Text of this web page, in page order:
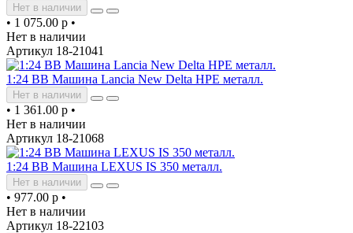
Нет в наличии
• 1 075.00 р •
Нет в наличии
Артикул 18-21041
1:24 BB Машина Lancia New Delta HPE металл.
Нет в наличии
• 1 361.00 р •
Нет в наличии
Артикул 18-21068
1:24 BB Машина LEXUS IS 350 металл.
Нет в наличии
• 977.00 р •
Нет в наличии
Артикул 18-22103